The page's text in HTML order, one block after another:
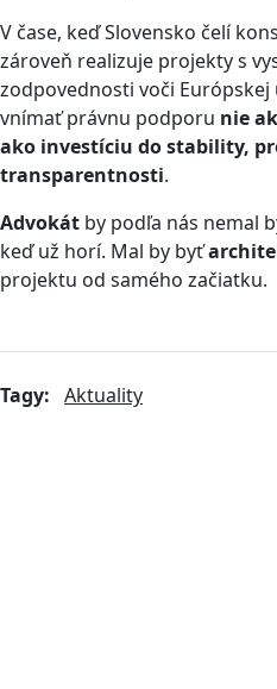
V čase, keď Slovensko čelí
zároveň realizuje projekty s
zodpovednosti voči
vnímať právnu podporu nie
ako investíciu do stability,
transparentnosti.
Advokát by podľa nás nemal
keď už horí. Mal by byť
projektu od samého začiatku.
Tagy: Aktuality